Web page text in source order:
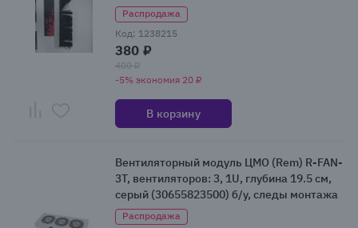
Распродажа
Код: 1238215
380 ₽
400 ₽
-5% экономия 20 ₽
В корзину
Вентиляторный модуль ЦМО (Rem) R-FAN-
3T, вентиляторов: 3, 1U, глубина 19.5 см,
серый (30655823500) б/у, следы монтажа
Распродажа